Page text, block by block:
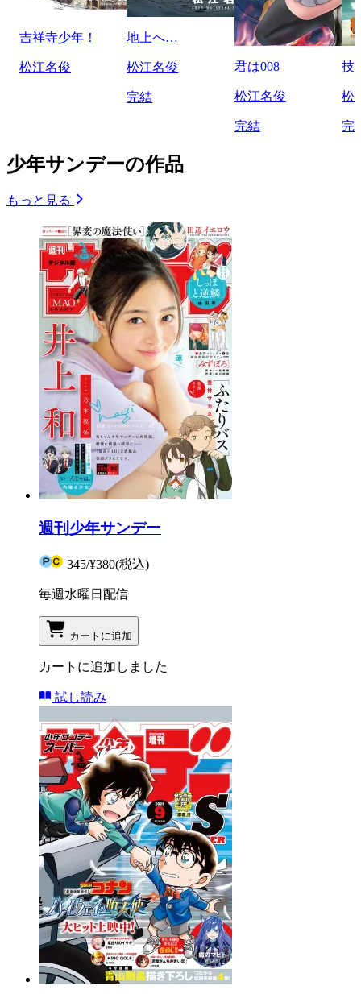
吉祥寺少年！
松江名俊
地上へ…
松江名俊
完結
君は008
松江名俊
完結
技
松
完
少年サンデーの作品
もっと見る
週刊少年サンデー
345/¥380(税込)
毎週水曜日配信
カートに追加
カートに追加しました
試し読み